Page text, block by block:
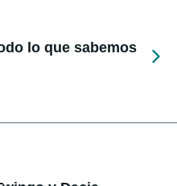
lo que sabemos